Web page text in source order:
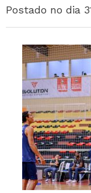
Postado no dia